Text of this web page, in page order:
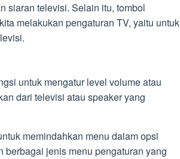
siaran televisi. Selain itu, tombol
melakukan pengaturan TV, yaitu untuk
untuk mengatur level volume atau
dari televisi atau speaker yang
memindahkan menu dalam opsi
jenis menu pengaturan yang